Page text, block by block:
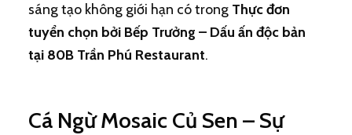
sáng tạo không giới hạn có trong Thực đơn
tuyển chọn bởi Bếp Trưởng – Dấu ấn độc bản
tại 80B Trần Phú Restaurant.
Cá Ngừ Mosaic Củ Sen – Sự